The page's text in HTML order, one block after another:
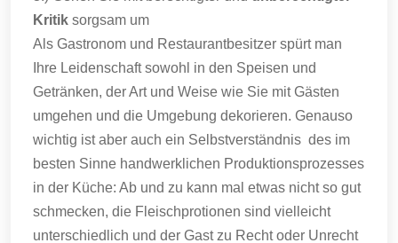
Kritik sorgsam um
Als Gastronom und Restaurantbesitzer spürt man
Ihre Leidenschaft sowohl in den Speisen und
Getränken, der Art und Weise wie Sie mit Gästen
umgehen und die Umgebung dekorieren. Genauso
wichtig ist aber auch ein Selbstverständnis des im
besten Sinne handwerklichen Produktionsprozesses
in der Küche: Ab und zu kann mal etwas nicht so gut
schmecken, die Fleischprotionen sind vielleicht
unterschiedlich und der Gast zu Recht oder Unrecht